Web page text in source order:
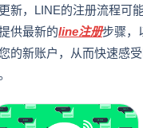
新，LINE的注册流程可
供最新的line注册步骤，
的新账户，从而快速感